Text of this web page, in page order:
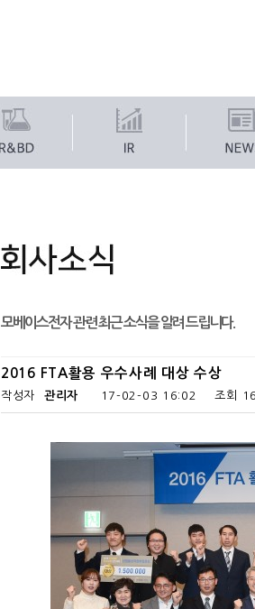
모베이스전자 관련 최근 소식을 알려 드립니다.
2016 FTA활용 우수사례 대상 수상
작성자 관리자 17-02-03 16:02 조회